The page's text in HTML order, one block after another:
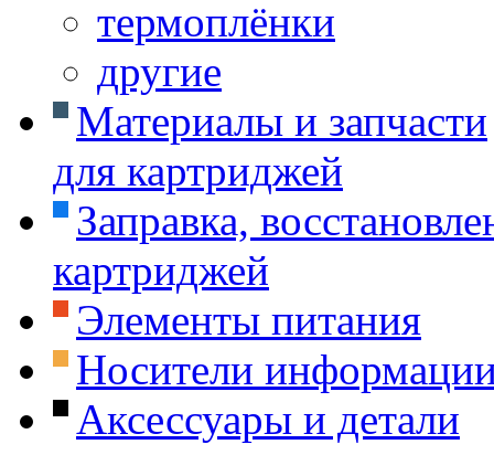
термоплёнки
другие
Материалы и запчасти
для картриджей
Заправка,
картриджей
Элементы питания
Носители
Аксессуары и детали